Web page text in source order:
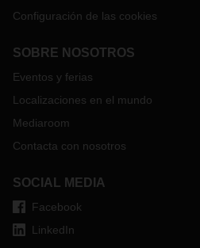
Configuración de las cookies
SOBRE NOSOTROS
Eventos y ferias
Localizaciones en el mundo
Mediaroom
Contacta con nosotros
SOCIAL MEDIA
Facebook
LinkedIn